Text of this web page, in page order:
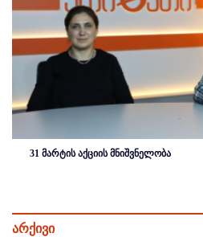
31 მარტის აქციის მნიშვნელობა
არქივი